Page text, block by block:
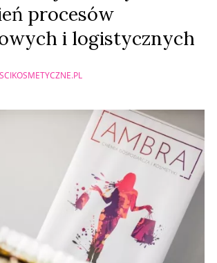
procesów
i logistycznych